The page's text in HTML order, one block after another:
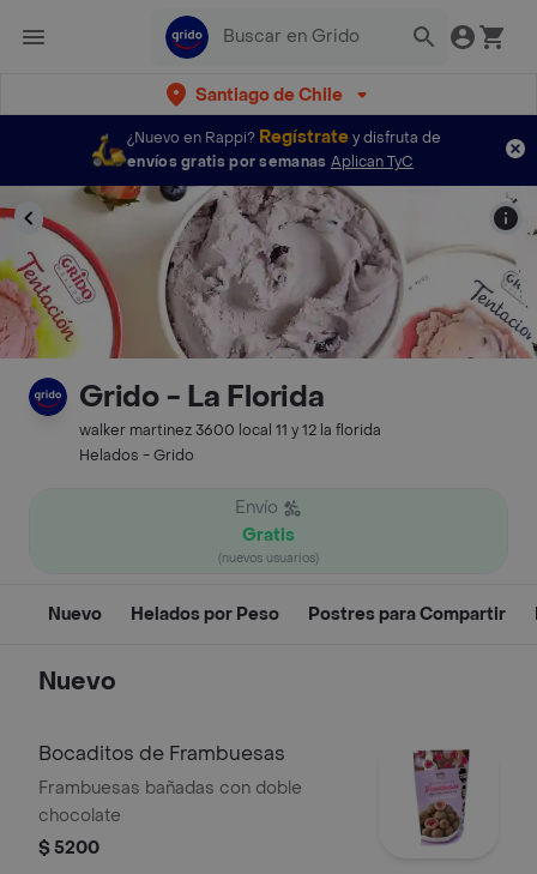
Santiago de Chile
¿Nuevo en Rappi? Regístratey disfruta de
envíos gratis por semanas Aplican TyC
Grido - La Florida
walker martinez 3600 local 11 y 12 la florida
Helados - Grido
Envío
Gratis
(nuevos usuarios)
Nuevo Helados por Peso Postres para Compartir
Nuevo
Bocaditos de Frambuesas
Frambuesas bañadas con doble
chocolate
$ 5200